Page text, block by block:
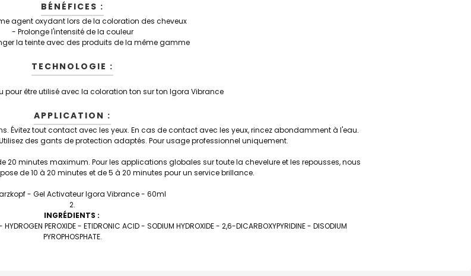
BÉNÉFICES :
agent oxydant lors de la coloration des cheveux
- Prolonge l'intensité de la couleur
la teinte avec des produits de la même gamme
TECHNOLOGIE :
être utilisé avec la coloration ton sur ton Igora Vibrance
APPLICATION :
Évitez tout contact avec les yeux. En cas de contact avec les yeux, rincez abondamment à l'eau.
des gants de protection adaptés. Pour usage professionnel uniquement.
20 minutes maximum. Pour les applications globales sur toute la chevelure et les repousses, nous
de 10 à 20 minutes et de 5 à 20 minutes pour un service brillance.
- Gel Activateur Igora Vibrance - 60ml
INGRÉDIENTS :
PEROXIDE - ETIDRONIC ACID - SODIUM HYDROXIDE - 2,6-DICARBOXYPYRIDINE - DISODIUM
PYROPHOSPHATE.